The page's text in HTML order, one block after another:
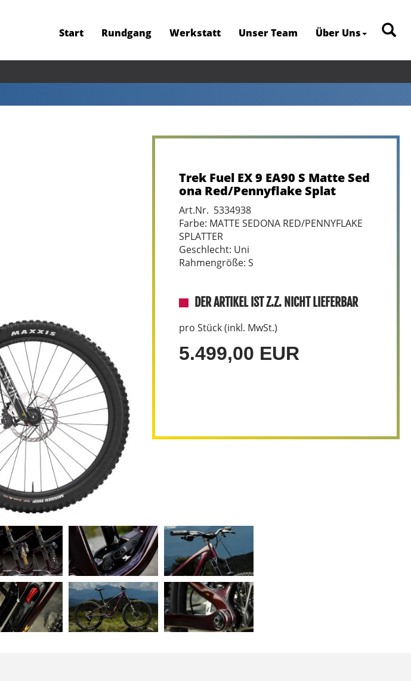
Start Rundgang Werkstatt Unser Team Über Uns
Trek Fuel EX 9 EA90 S Matte Sed
ona Red/Pennyflake Splat
Art.Nr. 5334938
Farbe: MATTE SEDONA RED/PENNYFLAKE
SPLATTER
Geschlecht: Uni
Rahmengröße: S
DER ARTIKEL IST Z.Z. NICHT LIEFERBAR
pro Stück (inkl. MwSt.)
5.499,00 EUR